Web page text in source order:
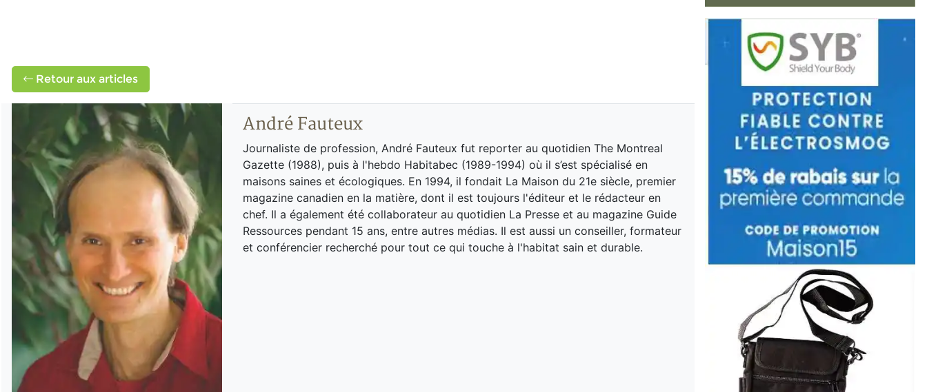
Retour aux articles
André Fauteux
Journaliste de profession, André Fauteux fut reporter au quotidien The Montreal
Gazette (1988), puis à l'hebdo Habitabec (1989-1994) où il s’est spécialisé en
maisons saines et écologiques. En 1994, il fondait La Maison du 21e siècle, premier
magazine canadien en la matière, dont il est toujours l'éditeur et le rédacteur en
chef. Il a également été collaborateur au quotidien La Presse et au magazine Guide
Ressources pendant 15 ans, entre autres médias. Il est aussi un conseiller, formateur
et conférencier recherché pour tout ce qui touche à l'habitat sain et durable.